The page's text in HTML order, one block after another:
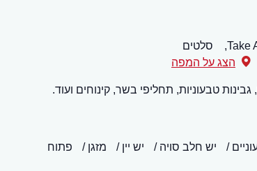
Take
סלטים
הצג על המפה
טבעוניות, תחליפי בשר, קינוחים ועוד.
יש חלב סויה יש יין מזגן
פתוח